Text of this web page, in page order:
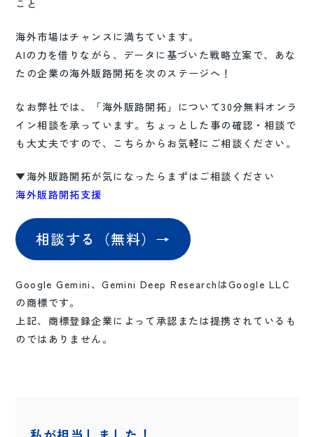
こと
海外市場はチャンスに満ちています。
AIの力を借りながら、データに基づいた戦略立案で、あな
たの企業の海外販路開拓を次のステージへ！
なお弊社では、「海外販路開拓」について30分無料オンラ
イン相談を承っています。ちょっとした事の確認・相談で
も大丈夫ですので、こちらからお気軽にご相談ください。
▼海外販路開拓が気になったらまずはご相談ください
海外販路開拓支援
相談する（無料）→
Google Gemini、Gemini Deep ResearchはGoogle LLC
の商標です。
上記、商標登録企業によって承認または提携されているも
のではありません。